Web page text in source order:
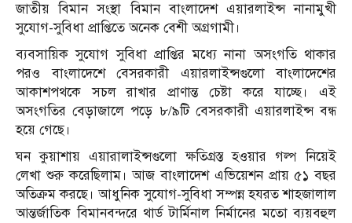
জাতীয় বিমান সংস্থা বিমান বাংলাদেশ এয়ারলাইন্স নানামুখী
সুযোগ-সুবিধা প্রাপ্তিতে অনেক বেশী অগ্রগামী।
ব্যবসায়িক সুযোগ সুবিধা প্রাপ্তির মধ্যে নানা অসংগতি থাকার
পরও বাংলাদেশে বেসরকারী এয়ারলাইন্সগুলো বাংলাদেশের
আকাশপথকে সচল রাখার প্রাণান্ত চেষ্টা করে যাচ্ছে। এই
অসংগতির বেড়াজালে পড়ে ৮/৯টি বেসরকারী এয়ারলাইন্স বন্ধ
হয়ে গেছে।
ঘন কুয়াশায় এয়ারালাইন্সগুলো ক্ষতিগ্রস্ত হওয়ার গল্প নিয়েই
লেখা শুরু করেছিলাম। আজ বাংলাদেশ এভিয়েশন প্রায় ৫১ বছর
অতিক্রম করছে। আধুনিক সুযোগ-সুবিধা সম্পন্ন হযরত শাহজালাল
আন্তর্জাতিক বিমানবন্দরে থার্ড টার্মিনাল নির্মানের মতো ব্যয়বহুল